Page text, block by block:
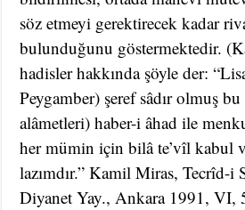
söz etmeyi gerektirecek kadar
bulunduğunu göstermektedir.
hadisler hakkında şöyle der:
Peygamber) şeref sâdır olmuş bu
alâmetleri) haber-i âhad ile
her mümin için bilâ te’vîl kabul
lazımdır.” Kamil Miras, Tecrîd-i
Diyanet Yay., Ankara 1991, VI,